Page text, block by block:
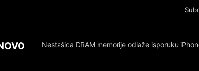
Nestašica DRAM memorije odlaže isporuku